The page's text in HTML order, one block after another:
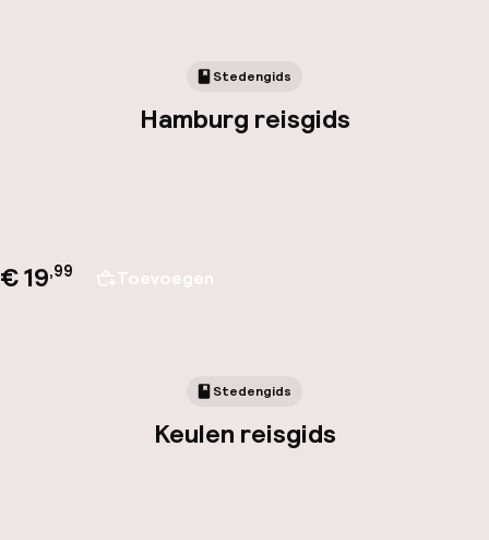
Stedengids
Hamburg reisgids
€ 19,99 Toevoegen
Stedengids
Keulen reisgids